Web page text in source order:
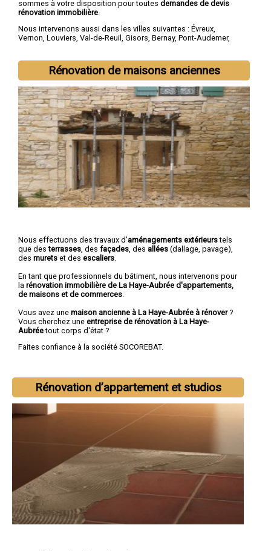
sommes à votre disposition pour toutes demandes de devis
rénovation immobilière
Nous intervenons aussi dans les villes suivantes : Évreux,
Vernon, Louviers, Val-de-Reuil , Gisors, Bernay, Pont-Audemer,
Rénovation de maisons anciennes
Nous effectuons des travaux d'aménagements extérieurstels
que desterrasses , des façades , des allées (dallage, pavage),
des murets et des escaliers
En tant que professionnels du bâtiment, nous intervenons pour
la rénovation immobilière de La Haye-Aubrée d'appartements,
de maisons et de commerces
Vous avez une maison ancienne à La Haye-Aubrée à rénover?
Vous cherchez une entreprise de rénovation à La Haye-
Aubréetout corps d'état ?
Faites confiance à la société SOCOREBAT.
Rénovation d’appartement et studios